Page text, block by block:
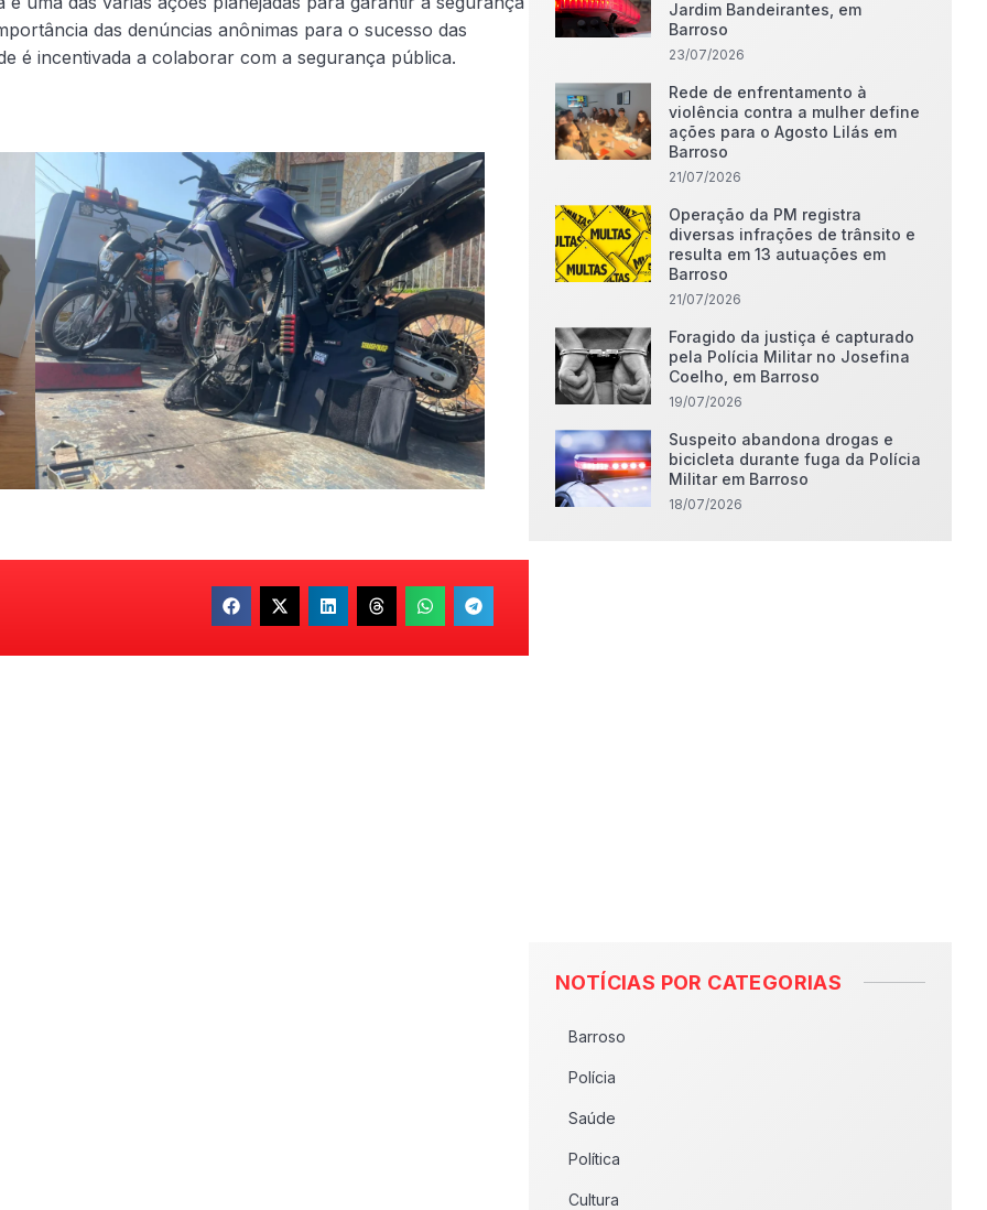
das denúncias anônimas para o sucesso das
é incentivada a colaborar com a segurança pública.
Jardim Bandeirantes, em
Barroso
23/07/2026
Rede de enfrentamento à
violência contra a mulher define
ações para o Agosto Lilás em
Barroso
21/07/2026
Operação da PM registra
diversas infrações de trânsito e
resulta em 13 autuações em
Barroso
21/07/2026
Foragido da justiça é capturado
pela Polícia Militar no Josefina
Coelho, em Barroso
19/07/2026
Suspeito abandona drogas e
bicicleta durante fuga da Polícia
Militar em Barroso
18/07/2026
NOTÍCIAS POR CATEGORIAS
Barroso
Polícia
Saúde
Política
Cultura